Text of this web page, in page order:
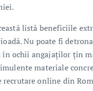
listă beneficiile
Nu poate fi
ochii angajaților țin
materiale
recrutare online din